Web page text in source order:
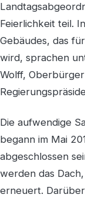
Feierlichkeit teil.
Gebäudes, das
wird, sprachen
Wolff,
Die aufwendige
begann im Mai
abgeschlossen
werden das
erneuert.